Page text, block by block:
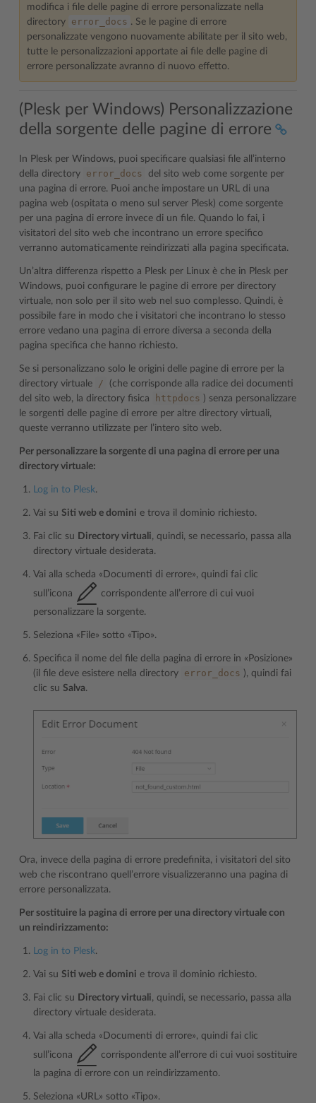
modifica i file delle pagine di errore personalizzate nella
directory
error_docs . Se le pagine di errore
personalizzate vengono nuovamente abilitate per il sito web,
tutte le personalizzazioni apportate ai file delle pagine di
errore personalizzate avranno di nuovo effetto.
(Plesk per Windows) Personalizzazione
della sorgente delle pagine di errore
In Plesk per Windows, puoi specificare qualsiasi file all’interno
della directory
error_docs
del sito web come sorgente per
una pagina di errore. Puoi anche impostare un URL di una
pagina web (ospitata o meno sul server Plesk) come sorgente
per una pagina di errore invece di un file. Quando lo fai, i
visitatori del sito web che incontrano un errore specifico
verranno automaticamente reindirizzati alla pagina specificata.
Un’altra differenza rispetto a Plesk per Linux è che in Plesk per
Windows, puoi configurare le pagine di errore per directory
virtuale, non solo per il sito web nel suo complesso. Quindi, è
possibile fare in modo che i visitatori che incontrano lo stesso
errore vedano una pagina di errore diversa a seconda della
pagina specifica che hanno richiesto.
Se si personalizzano solo le origini delle pagine di errore per la
directory virtuale
/
(che corrisponde alla radice dei documenti
del sito web, la directory fisica
httpdocs ) senza personalizzare
le sorgenti delle pagine di errore per altre directory virtuali,
queste verranno utilizzate per l’intero sito web.
Per personalizzare la sorgente di una pagina di errore per una
directory virtuale:
Log in to Plesk.
Vai su Siti web e domini e trova il dominio richiesto.
Fai clic su Directory virtuali, quindi, se necessario, passa alla
directory virtuale desiderata.
Vai alla scheda «Documenti di errore», quindi fai clic
sull’icona
corrispondente all’errore di cui vuoi
personalizzare la sorgente.
Seleziona «File» sotto «Tipo».
Specifica il nome del file della pagina di errore in «Posizione»
(il file deve esistere nella directory
error_docs ), quindi fai
clic su Salva.
Ora, invece della pagina di errore predefinita, i visitatori del sito
web che riscontrano quell’errore visualizzeranno una pagina di
errore personalizzata.
Per sostituire la pagina di errore per una directory virtuale con
un reindirizzamento:
Log in to Plesk.
Vai su Siti web e domini e trova il dominio richiesto.
Fai clic su Directory virtuali, quindi, se necessario, passa alla
directory virtuale desiderata.
Vai alla scheda «Documenti di errore», quindi fai clic
sull’icona
corrispondente all’errore di cui vuoi sostituire
la pagina di errore con un reindirizzamento.
Seleziona «URL» sotto «Tipo».